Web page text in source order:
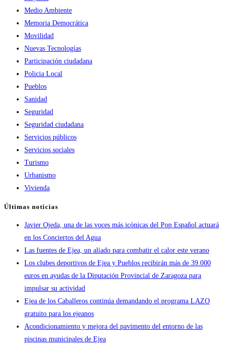
Medio Ambiente
Memoria Democrática
Movilidad
Nuevas Tecnologías
Participación ciudadana
Policia Local
Pueblos
Sanidad
Seguridad
Seguridad ciudadana
Servicios públicos
Servicios sociales
Turismo
Urbanismo
Vivienda
Últimas noticias
Javier Ojeda, una de las voces más icónicas del Pop Español actuará
en los Conciertos del Agua
Las fuentes de Ejea, un aliado para combatir el calor este verano
Los clubes deportivos de Ejea y Pueblos recibirán más de 39.000
euros en ayudas de la Diputación Provincial de Zaragoza para
impulsar su actividad
Ejea de los Caballeros continúa demandando el programa LAZO
gratuito para los ejeanos
Acondicionamiento y mejora del pavimento del entorno de las
piscinas municipales de Ejea